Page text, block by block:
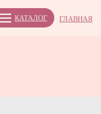
ГЛАВНАЯ
КАТАЛОГ